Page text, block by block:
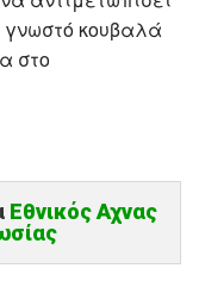
γνωστό κουβαλά
στο
Εθνικός Αχνας